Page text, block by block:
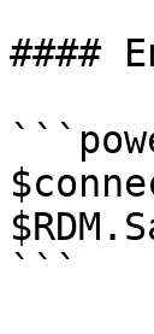
####
```